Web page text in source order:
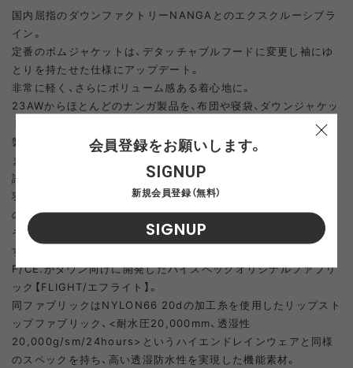
SOLD OUT
L SOLD OUT
国内屈指のダウンファクトリーNANGAとのエクスクルーシブラ
イン。
定番のボムジャケットは、デタッチャブルフードに変更し袖にゆ
とりを持たせた仕様にアップデート。
非常に軽く、さらにボリューム感ある着心地に。
23AWからほとんどのナンガ製品を、布団や寝袋、ダウンジャケッ
トから回収されたリサイクルダウンを使用し環境にも配慮された
製品になっています。
またリサイクルダウンも700フィルパワーと、十分なスペックを
誇ります。
羽毛本来の温湿度調整機能が非常に高く丈夫で、羽毛特有の匂い
のない高品質ダウンを回収。
そのプロセス、クオリティに私たちは共感し、取り組みをしていま
す。
F/CE.がダウン向けに開発したハイスペックオリジナルファブリ
ック【FLIGHT/エフライト】。
同ファブリックはNYLON66 20dの加工糸を使用したリップスト
ップファブリック、<耐水圧20,000mm、透湿性
20,000g/sm/24hours>というハイエンドレインウェアと同様
のスペックを持ち、高い透湿防水性を実現した機能素材。
会員登録をお願いします。
SIGNUP
新規会員登録（無料）
SIGNUP